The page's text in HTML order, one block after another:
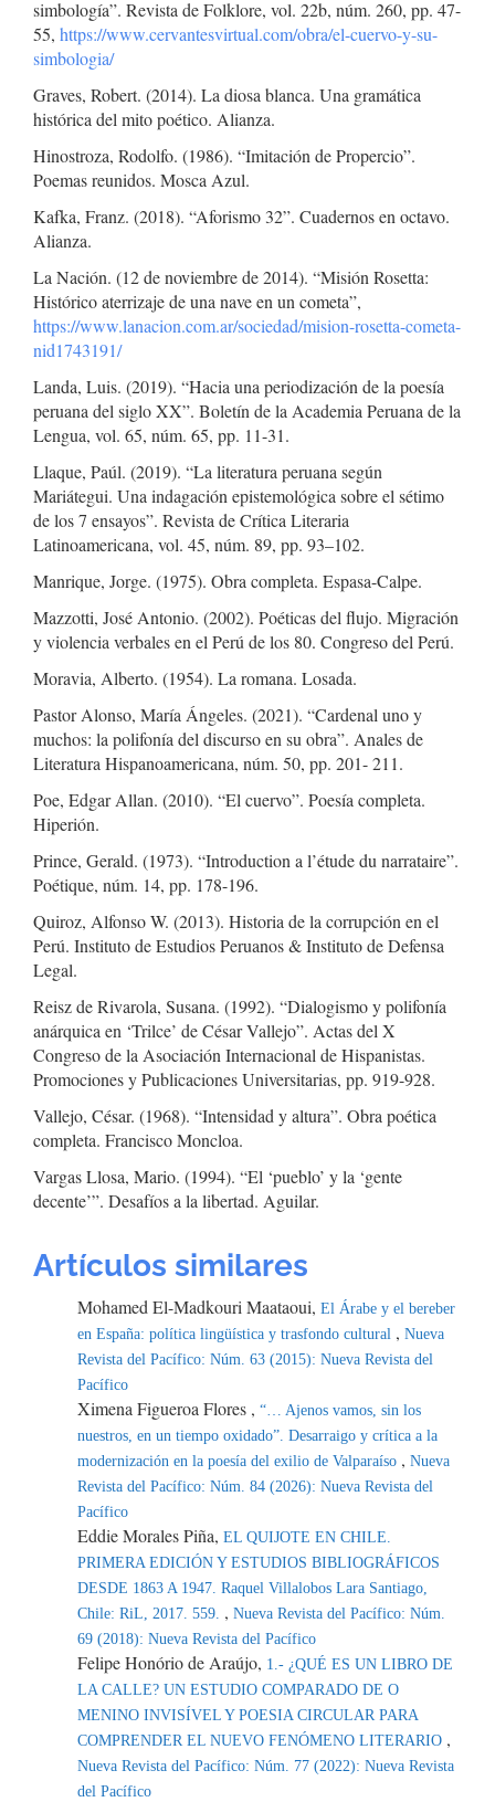
simbología”. Revista de Folklore, vol. 22b, núm. 260, pp. 47-
55, https://www.cervantesvirtual.com/obra/el-cuervo-y-su-
simbologia/
Graves, Robert. (2014). La diosa blanca. Una gramática
histórica del mito poético. Alianza.
Hinostroza, Rodolfo. (1986). “Imitación de Propercio”.
Poemas reunidos. Mosca Azul.
Kafka, Franz. (2018). “Aforismo 32”. Cuadernos en octavo.
Alianza.
La Nación. (12 de noviembre de 2014). “Misión Rosetta:
Histórico aterrizaje de una nave en un cometa”,
https://www.lanacion.com.ar/sociedad/mision-rosetta-cometa-
nid1743191/
Landa, Luis. (2019). “Hacia una periodización de la poesía
peruana del siglo XX”. Boletín de la Academia Peruana de la
Lengua, vol. 65, núm. 65, pp. 11-31.
Llaque, Paúl. (2019). “La literatura peruana según
Mariátegui. Una indagación epistemológica sobre el sétimo
de los 7 ensayos”. Revista de Crítica Literaria
Latinoamericana, vol. 45, núm. 89, pp. 93–102.
Manrique, Jorge. (1975). Obra completa. Espasa-Calpe.
Mazzotti, José Antonio. (2002). Poéticas del flujo. Migración
y violencia verbales en el Perú de los 80. Congreso del Perú.
Moravia, Alberto. (1954). La romana. Losada.
Pastor Alonso, María Ángeles. (2021). “Cardenal uno y
muchos: la polifonía del discurso en su obra”. Anales de
Literatura Hispanoamericana, núm. 50, pp. 201- 211.
Poe, Edgar Allan. (2010). “El cuervo”. Poesía completa.
Hiperión.
Prince, Gerald. (1973). “Introduction a l’étude du narrataire”.
Poétique, núm. 14, pp. 178-196.
Quiroz, Alfonso W. (2013). Historia de la corrupción en el
Perú. Instituto de Estudios Peruanos & Instituto de Defensa
Legal.
Reisz de Rivarola, Susana. (1992). “Dialogismo y polifonía
anárquica en ‘Trilce’ de César Vallejo”. Actas del X
Congreso de la Asociación Internacional de Hispanistas.
Promociones y Publicaciones Universitarias, pp. 919-928.
Vallejo, César. (1968). “Intensidad y altura”. Obra poética
completa. Francisco Moncloa.
Vargas Llosa, Mario. (1994). “El ‘pueblo’ y la ‘gente
decente’”. Desafíos a la libertad. Aguilar.
Artículos similares
Mohamed El-Madkouri Maataoui, El Árabe y el bereber
en España: política lingüística y trasfondo cultural , Nueva
Revista del Pacífico: Núm. 63 (2015): Nueva Revista del
Pacífico
Ximena Figueroa Flores , “… Ajenos vamos, sin los
nuestros, en un tiempo oxidado”. Desarraigo y crítica a la
modernización en la poesía del exilio de Valparaíso , Nueva
Revista del Pacífico: Núm. 84 (2026): Nueva Revista del
Pacífico
Eddie Morales Piña, EL QUIJOTE EN CHILE.
PRIMERA EDICIÓN Y ESTUDIOS BIBLIOGRÁFICOS
DESDE 1863 A 1947. Raquel Villalobos Lara Santiago,
Chile: RiL, 2017. 559. , Nueva Revista del Pacífico: Núm.
69 (2018): Nueva Revista del Pacífico
Felipe Honório de Araújo, 1.- ¿QUÉ ES UN LIBRO DE
LA CALLE? UN ESTUDIO COMPARADO DE O
MENINO INVISÍVEL Y POESIA CIRCULAR PARA
COMPRENDER EL NUEVO FENÓMENO LITERARIO ,
Nueva Revista del Pacífico: Núm. 77 (2022): Nueva Revista
del Pacífico